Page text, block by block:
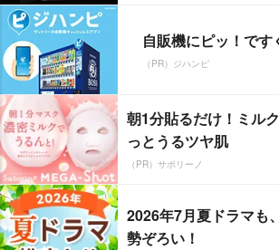
自販機にピッ！です
（PR）ジハンピ
朝1分貼るだけ！ミル
っとうるツヤ肌
（PR）サボリーノ
2026年7月夏ドラマも
勢ぞろい！